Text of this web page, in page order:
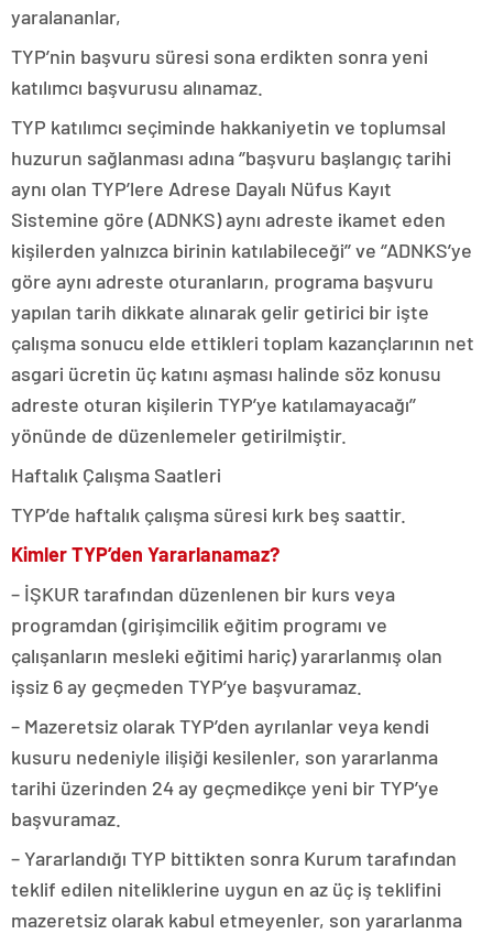
yaralananlar,
TYP’nin başvuru süresi sona erdikten sonra yeni
katılımcı başvurusu alınamaz.
TYP katılımcı seçiminde hakkaniyetin ve toplumsal
huzurun sağlanması adına ‘’başvuru başlangıç tarihi
aynı olan TYP’lere Adrese Dayalı Nüfus Kayıt
Sistemine göre (ADNKS) aynı adreste ikamet eden
kişilerden yalnızca birinin katılabileceği’’ ve ‘’ADNKS’ye
göre aynı adreste oturanların, programa başvuru
yapılan tarih dikkate alınarak gelir getirici bir işte
çalışma sonucu elde ettikleri toplam kazançlarının net
asgari ücretin üç katını aşması halinde söz konusu
adreste oturan kişilerin TYP’ye katılamayacağı’’
yönünde de düzenlemeler getirilmiştir.
Haftalık Çalışma Saatleri
TYP’de haftalık çalışma süresi kırk beş saattir.
Kimler TYP’den Yararlanamaz?
– İŞKUR tarafından düzenlenen bir kurs veya
programdan (girişimcilik eğitim programı ve
çalışanların mesleki eğitimi hariç) yararlanmış olan
işsiz 6 ay geçmeden TYP’ye başvuramaz.
– Mazeretsiz olarak TYP’den ayrılanlar veya kendi
kusuru nedeniyle ilişiği kesilenler, son yararlanma
tarihi üzerinden 24 ay geçmedikçe yeni bir TYP’ye
başvuramaz.
– Yararlandığı TYP bittikten sonra Kurum tarafından
teklif edilen niteliklerine uygun en az üç iş teklifini
mazeretsiz olarak kabul etmeyenler, son yararlanma